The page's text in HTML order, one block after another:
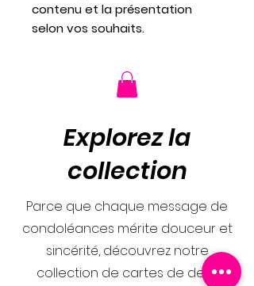
contenu et la présentation
selon vos souhaits.
Explorez la
collection
Parce que chaque message de
condoléances mérite douceur et
sincérité, découvrez notre
collection de cartes de deuil